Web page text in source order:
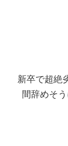
新卒で超絶
間辞めそ